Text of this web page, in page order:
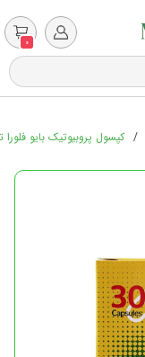
0
/ کپسول پروبیوتیک بایو فلورا تک